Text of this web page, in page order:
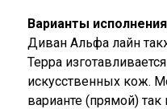
Варианты исполнения
Диван Альфа лайн
Терра
искусственных кож.
варианте (прямой)